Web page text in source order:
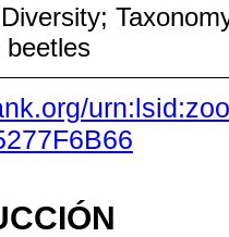
Diversity;
beetles